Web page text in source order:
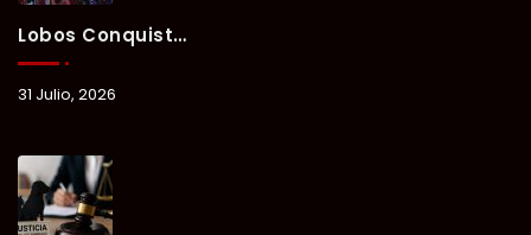
Lobos Conquista La Primera Competencia Del Verano Xul-Há 2026 En Una Noche Llena De Talento Y Energía.
31 Julio, 2026